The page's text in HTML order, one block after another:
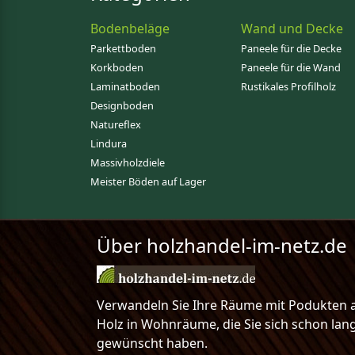
Bodenbeläge
Parkettboden
Korkboden
Laminatboden
Designboden
Natureflex
Lindura
Massivholzdiele
Meister Böden auf Lager
Wand und Decke
Paneele für die Decke
Paneele für die Wand
Rustikales Profilholz
Über holzhandel-im-netz.de
Verwandeln Sie Ihre Räume mit Podukten
Holz in Wohnräume, die Sie sich schon
gewünscht haben.